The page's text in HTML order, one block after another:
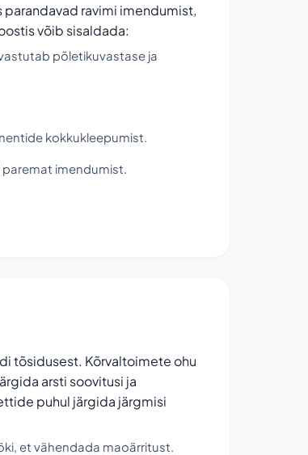
ravimi imendumist,
võib sisaldada:
põletikuvastase ja
kokkukleepumist.
imendumist.
tõsidusest. Kõrvaltoimete ohu
arsti soovitusi ja
puhul järgida järgmisi
et vähendada maoärritust.